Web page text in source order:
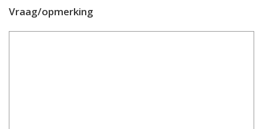
Vraag/opmerking